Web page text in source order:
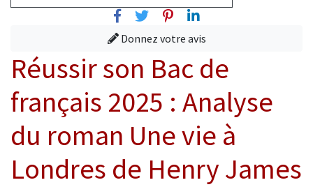
FacebookTwitterPinterest
Linkedin
Donnez votre avis
Réussir son Bac de
français 2025 : Analyse
du roman Une vie à
Londres de Henry James